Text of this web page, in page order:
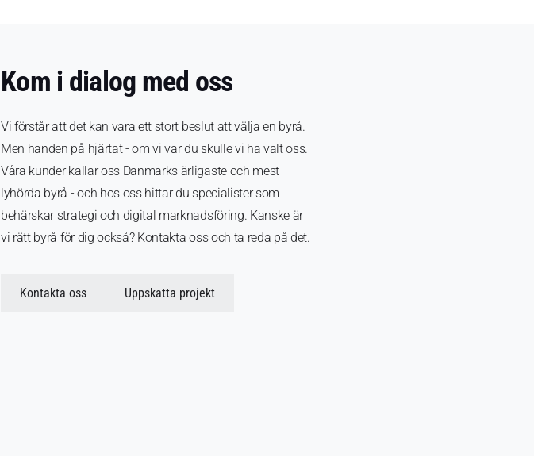
Kom i dialog med oss
Vi förstår att det kan vara ett stort beslut att välja en byrå.
Men handen på hjärtat - om vi var du skulle vi ha valt oss.
Våra kunder kallar oss Danmarks ärligaste och mest
lyhörda byrå - och hos oss hittar du specialister som
behärskar strategi och digital marknadsföring. Kanske är
vi rätt byrå för dig också? Kontakta oss och ta reda på det.
Kontakta oss Uppskatta projekt